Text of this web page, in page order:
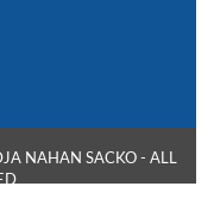
NAHAN SACKO - ALL